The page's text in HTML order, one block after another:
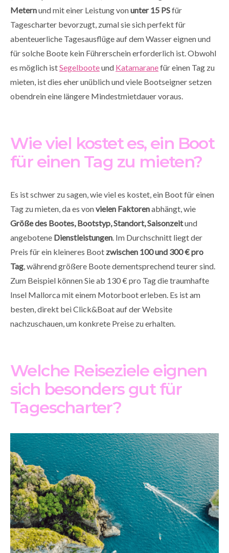
Meternund mit einer Leistung vonunter 15 PSfür
Tagescharter bevorzugt, zumal sie sich perfekt für
abenteuerliche Tagesausflüge auf dem Wasser eignen und
für solche Boote kein Führerschein erforderlich ist. Obwohl
es möglich istSegelbooteund Katamaranefür einen Tag zu
mieten, ist dies eher unüblich und viele Bootseigner setzen
obendrein eine längere Mindestmietdauer voraus.
Wie viel kostet es, ein Boot
für einen Tag zu mieten?
Es ist schwer zu sagen, wie viel es kostet, ein Boot für einen
Tag zu mieten, da es vonvielen Faktorenabhängt, wie
Größe des Bootes, Bootstyp, Standort, Saisonzeitund
angebotene Dienstleistungen . Im Durchschnitt liegt der
Preis für ein kleineres Boot zwischen 100 und 300 € pro
Tag , während größere Boote dementsprechend teurer sind.
Zum Beispiel können Sie ab 130 € pro Tag die traumhafte
Insel Mallorca mit einem Motorboot erleben. Es ist am
besten, direkt bei Click&Boat auf der Website
nachzuschauen, um konkrete Preise zu erhalten.
Welche Reiseziele eignen
sich besonders gut für
Tagescharter?